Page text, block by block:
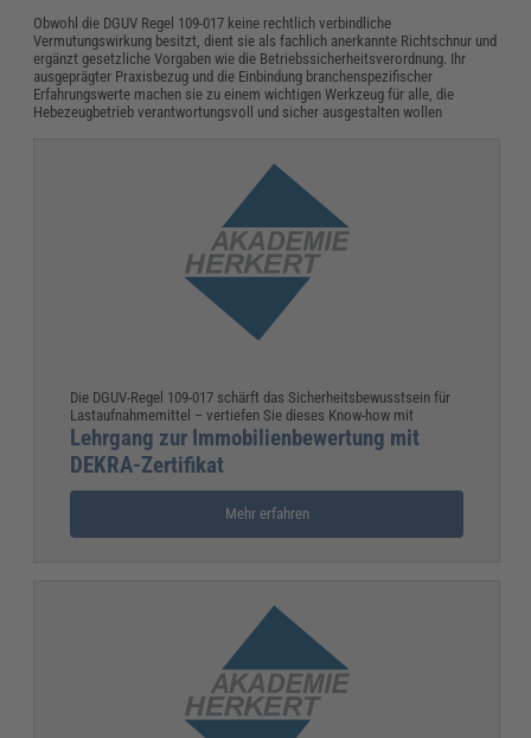
Obwohl die DGUV Regel 109-017 keine rechtlich verbindliche
Vermutungswirkung besitzt, dient sie als fachlich anerkannte Richtschnur und
ergänzt gesetzliche Vorgaben wie die Betriebssicherheitsverordnung. Ihr
ausgeprägter Praxisbezug und die Einbindung branchenspezifischer
Erfahrungswerte machen sie zu einem wichtigen Werkzeug für alle, die
Hebezeugbetrieb verantwortungsvoll und sicher ausgestalten wollen
Die DGUV-Regel 109-017 schärft das Sicherheitsbewusstsein für
Lastaufnahmemittel – vertiefen Sie dieses Know-how mit
Lehrgang zur Immobilienbewertung mit
DEKRA-Zertifikat
Mehr erfahren